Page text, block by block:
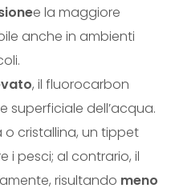
e la maggiore
anche in ambienti
, il fluorocarbon
superficiale dell’acqua.
cristallina, un tippet
i pesci; al contrario, il
risultando meno